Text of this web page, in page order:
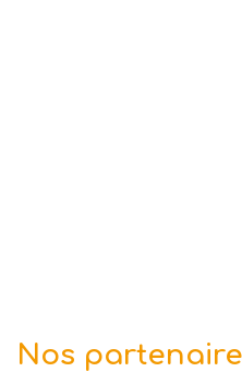
Nos